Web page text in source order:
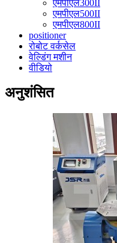
एमपीएल300II
एमपीएल500II
एमपीएल800II
positioner
रोबोट वर्कसेल
वेल्डिंग मशीन
वीडियो
अनुशंसित